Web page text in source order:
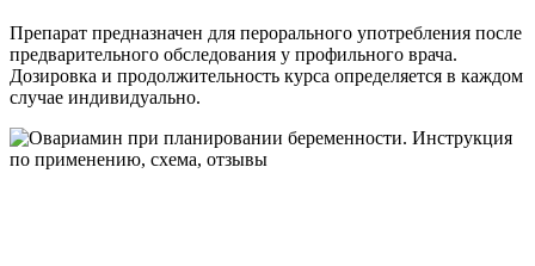
Препарат предназначен для перорального употребления после
предварительного обследования у профильного врача.
Дозировка и продолжительность курса определяется в каждом
случае индивидуально.